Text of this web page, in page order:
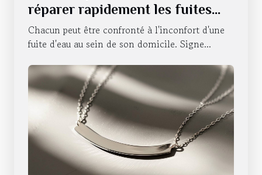
réparer rapidement les fuites
d'eau
Chacun peut être confronté à l'inconfort d'une
fuite d'eau au sein de son domicile. Signe...